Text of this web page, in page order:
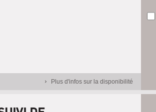
Plus d'infos sur la disponibilité